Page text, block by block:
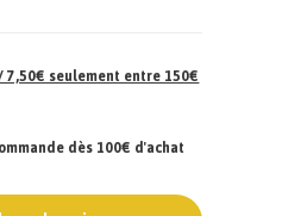
seulement entre 150€
dès 100€ d'achat